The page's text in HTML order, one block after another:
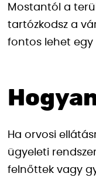
Mostantól a
tartózkodsz a
fontos lehet egy
Ha orvosi
ügyeleti
felnőttek vagy